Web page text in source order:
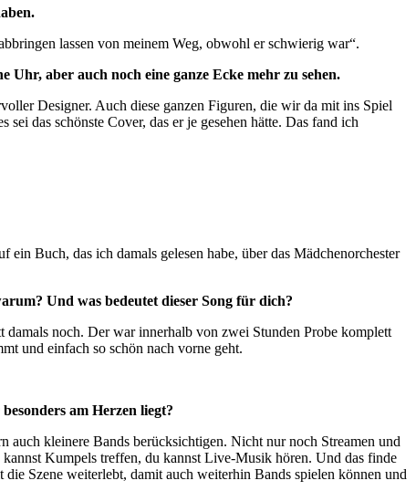
lassen von meinem Weg, obwohl er schwierig war“.
aber auch noch eine ganze Ecke mehr zu sehen.
Designer. Auch diese ganzen Figuren, die wir da mit ins Spiel
das schönste Cover, das er je gesehen hätte. Das fand ich
Buch, das ich damals gelesen habe, über das Mädchenorchester
Und was bedeutet dieser Song für dich?
damals noch. Der war innerhalb von zwei Stunden Probe komplett
und einfach so schön nach vorne geht.
am Herzen liegt?
auch kleinere Bands berücksichtigen. Nicht nur noch Streamen und
Kumpels treffen, du kannst Live-Musik hören. Und das finde
Szene weiterlebt, damit auch weiterhin Bands spielen können und